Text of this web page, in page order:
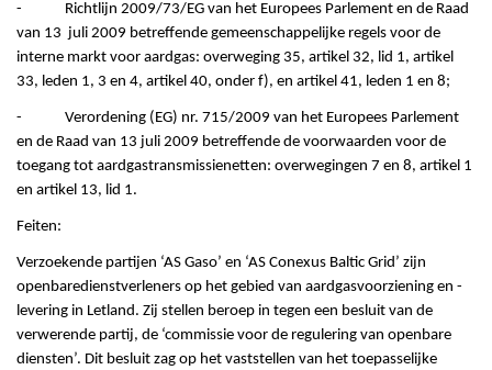
- Richtlijn 2009/73/EG van het Europees Parlement en de Raad
van 13 juli 2009 betreffende gemeenschappelijke regels voor de
interne markt voor aardgas: overweging 35, artikel 32, lid 1, artikel
33, leden 1, 3 en 4, artikel 40, onder f), en artikel 41, leden 1 en 8;
- Verordening (EG) nr. 715/2009 van het Europees Parlement
en de Raad van 13 juli 2009 betreffende de voorwaarden voor de
toegang tot aardgastransmissienetten: overwegingen 7 en 8, artikel 1
en artikel 13, lid 1.
Feiten:
Verzoekende partijen ‘AS Gaso’ en ‘AS Conexus Baltic Grid’ zijn
openbaredienstverleners op het gebied van aardgasvoorziening en -
levering in Letland. Zij stellen beroep in tegen een besluit van de
verwerende partij, de ‘commissie voor de regulering van openbare
diensten’. Dit besluit zag op het vaststellen van het toepasselijke